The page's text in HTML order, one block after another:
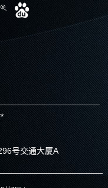
号交通大厦A